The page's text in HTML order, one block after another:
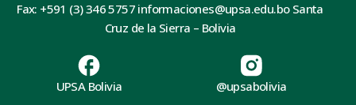
Fax: +591 (3) 346 5757 informaciones@upsa.edu.bo Santa
Cruz de la Sierra – Bolivia
UPSA Bolivia @upsabolivia